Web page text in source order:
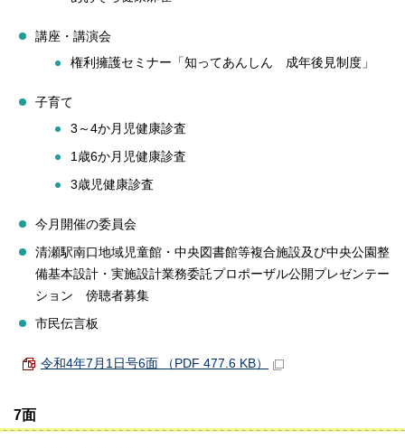
講座・講演会
権利擁護セミナー「知ってあんしん 成年後見制度」
子育て
3～4か月児健康診査
1歳6か月児健康診査
3歳児健康診査
今月開催の委員会
清瀬駅南口地域児童館・中央図書館等複合施設及び中央公園整
備基本設計・実施設計業務委託プロポーザル公開プレゼンテー
ション 傍聴者募集
市民伝言板
令和4年7月1日号6面 （PDF 477.6 KB）
7面